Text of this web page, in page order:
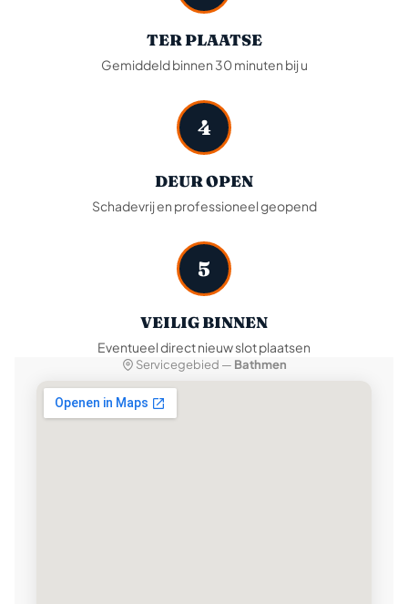
TER PLAATSE
Gemiddeld binnen 30 minuten bij u
4
DEUR OPEN
Schadevrij en professioneel geopend
5
VEILIG BINNEN
Eventueel direct nieuw slot plaatsen
Servicegebied — Bathmen